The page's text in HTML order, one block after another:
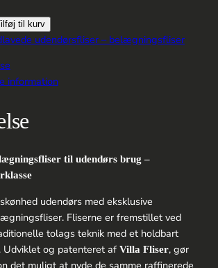
til kurv
udendørsfliser – belægningsfliser
information
til udendørs brug –
udendørs med eksklusive
Fliserne er fremstillet ved
tolags teknik med et holdbart
Udviklet og patenteret af Villa Fliser, gør
det muligt at nyde de samme raffinerede